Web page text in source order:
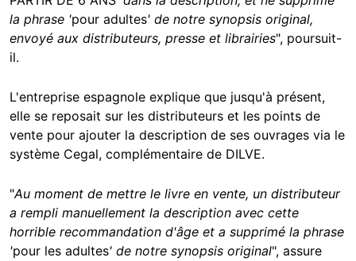
la phrase 'pour adultes' de notre synopsis original,
envoyé aux distributeurs, presse et librairies", poursuit-
il.
L'entreprise espagnole explique que jusqu'à présent,
elle se reposait sur les distributeurs et les points de
vente pour ajouter la description de ses ouvrages via le
système Cegal, complémentaire de DILVE.
"Au moment de mettre le livre en vente, un distributeur
a rempli manuellement la description avec cette
horrible recommandation d'âge et a supprimé la phrase
'pour les adultes' de notre synopsis original", assure